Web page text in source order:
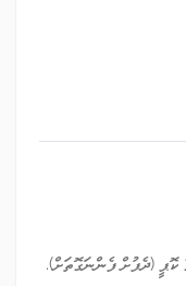
(ދެފުށް ފެންނަގޮތަށް).